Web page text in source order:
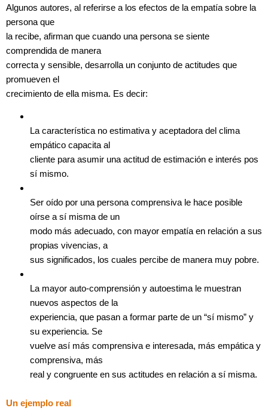
Algunos autores, al referirse a los efectos de la empatía sobre la
persona que
la recibe, afirman que cuando una persona se siente
comprendida de manera
correcta y sensible, desarrolla un conjunto de actitudes que
promueven el
crecimiento de ella misma. Es decir:
La característica no estimativa y aceptadora del clima
empático capacita al
cliente para asumir una actitud de estimación e interés pos
sí mismo.
Ser oído por una persona comprensiva le hace posible
oírse a sí misma de un
modo más adecuado, con mayor empatía en relación a sus
propias vivencias, a
sus significados, los cuales percibe de manera muy pobre.
La mayor auto-comprensión y autoestima le muestran
nuevos aspectos de la
experiencia, que pasan a formar parte de un “sí mismo” y
su experiencia. Se
vuelve así más comprensiva e interesada, más empática y
comprensiva, más
real y congruente en sus actitudes en relación a sí misma.
Un ejemplo real